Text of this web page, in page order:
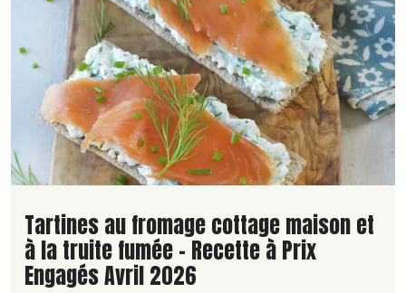
Lire la suite de la recette
Tartines au fromage cottage maison et
à la truite fumée - Recette à Prix
Engagés Avril 2026